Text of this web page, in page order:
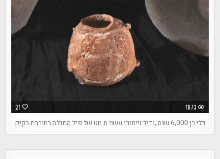
21 1873
כלי בן 6,000 שנה ,נדיר וייחודי עשוי מ חט של פיל התגלה בחורבת רקיק